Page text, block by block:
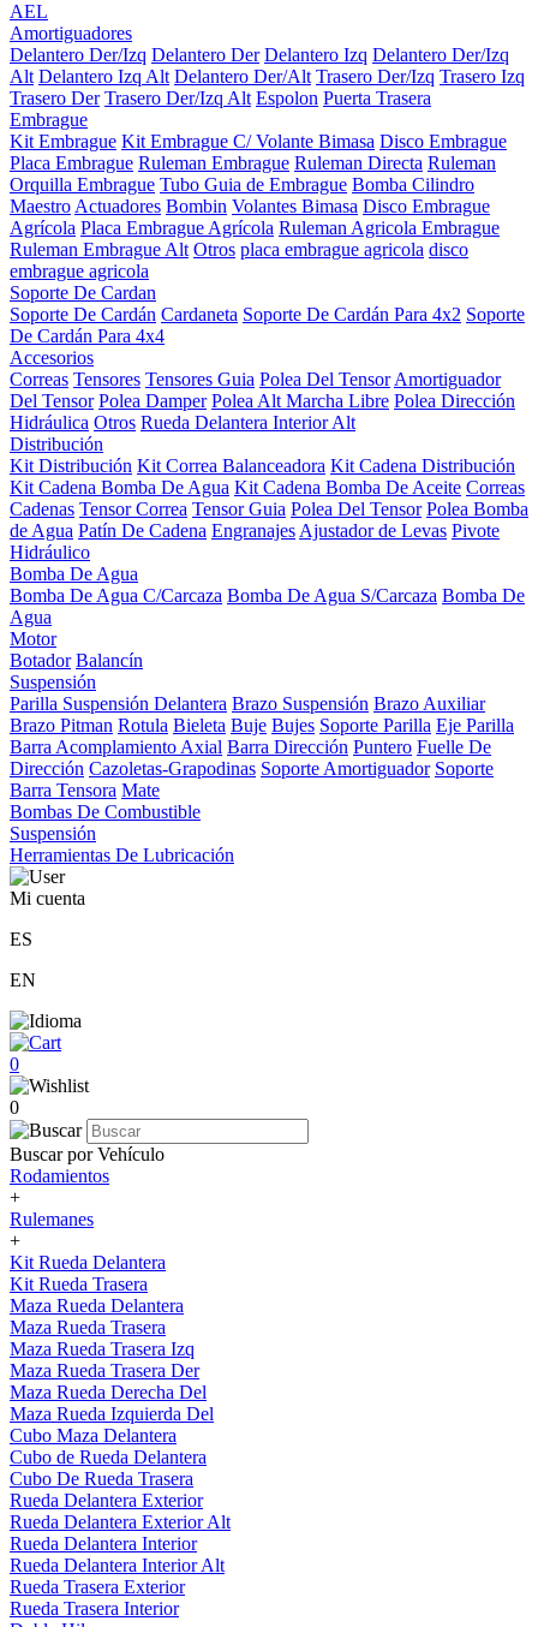
AEL
Amortiguadores
Delantero Der/Izq Delantero Der Delantero Izq Delantero Der/Izq
Alt Delantero Izq Alt Delantero Der/Alt Trasero Der/Izq Trasero Izq
Trasero Der Trasero Der/Izq Alt Espolon Puerta Trasera
Embrague
Kit Embrague Kit Embrague C/ Volante Bimasa Disco Embrague
Placa Embrague Ruleman Embrague Ruleman Directa Ruleman
Orquilla Embrague Tubo Guia de Embrague Bomba Cilindro
Maestro Actuadores Bombin Volantes Bimasa Disco Embrague
Agrícola Placa Embrague Agrícola Ruleman Agricola Embrague
Ruleman Embrague Alt Otros placa embrague agricola disco
embrague agricola
Soporte De Cardan
Soporte De Cardán Cardaneta Soporte De Cardán Para 4x2 Soporte
De Cardán Para 4x4
Accesorios
Correas Tensores Tensores Guia Polea Del Tensor Amortiguador
Del Tensor Polea Damper Polea Alt Marcha Libre Polea Dirección
Hidráulica Otros Rueda Delantera Interior Alt
Distribución
Kit Distribución Kit Correa Balanceadora Kit Cadena Distribución
Kit Cadena Bomba De Agua Kit Cadena Bomba De Aceite Correas
Cadenas Tensor Correa Tensor Guia Polea Del Tensor Polea Bomba
de Agua Patín De Cadena Engranajes Ajustador de Levas Pivote
Hidráulico
Bomba De Agua
Bomba De Agua C/Carcaza Bomba De Agua S/Carcaza Bomba De
Agua
Motor
Botador Balancín
Suspensión
Parilla Suspensión Delantera Brazo Suspensión Brazo Auxiliar
Brazo Pitman Rotula Bieleta Buje Bujes Soporte Parilla Eje Parilla
Barra Acomplamiento Axial Barra Dirección Puntero Fuelle De
Dirección Cazoletas-Grapodinas Soporte Amortiguador Soporte
Barra Tensora Mate
Bombas De Combustible
Suspensión
Herramientas De Lubricación
Mi cuenta
ES
EN
0
0
Buscar por Vehículo
Rodamientos
+
Rulemanes
+
Kit Rueda Delantera
Kit Rueda Trasera
Maza Rueda Delantera
Maza Rueda Trasera
Maza Rueda Trasera Izq
Maza Rueda Trasera Der
Maza Rueda Derecha Del
Maza Rueda Izquierda Del
Cubo Maza Delantera
Cubo de Rueda Delantera
Cubo De Rueda Trasera
Rueda Delantera Exterior
Rueda Delantera Exterior Alt
Rueda Delantera Interior
Rueda Delantera Interior Alt
Rueda Trasera Exterior
Rueda Trasera Interior